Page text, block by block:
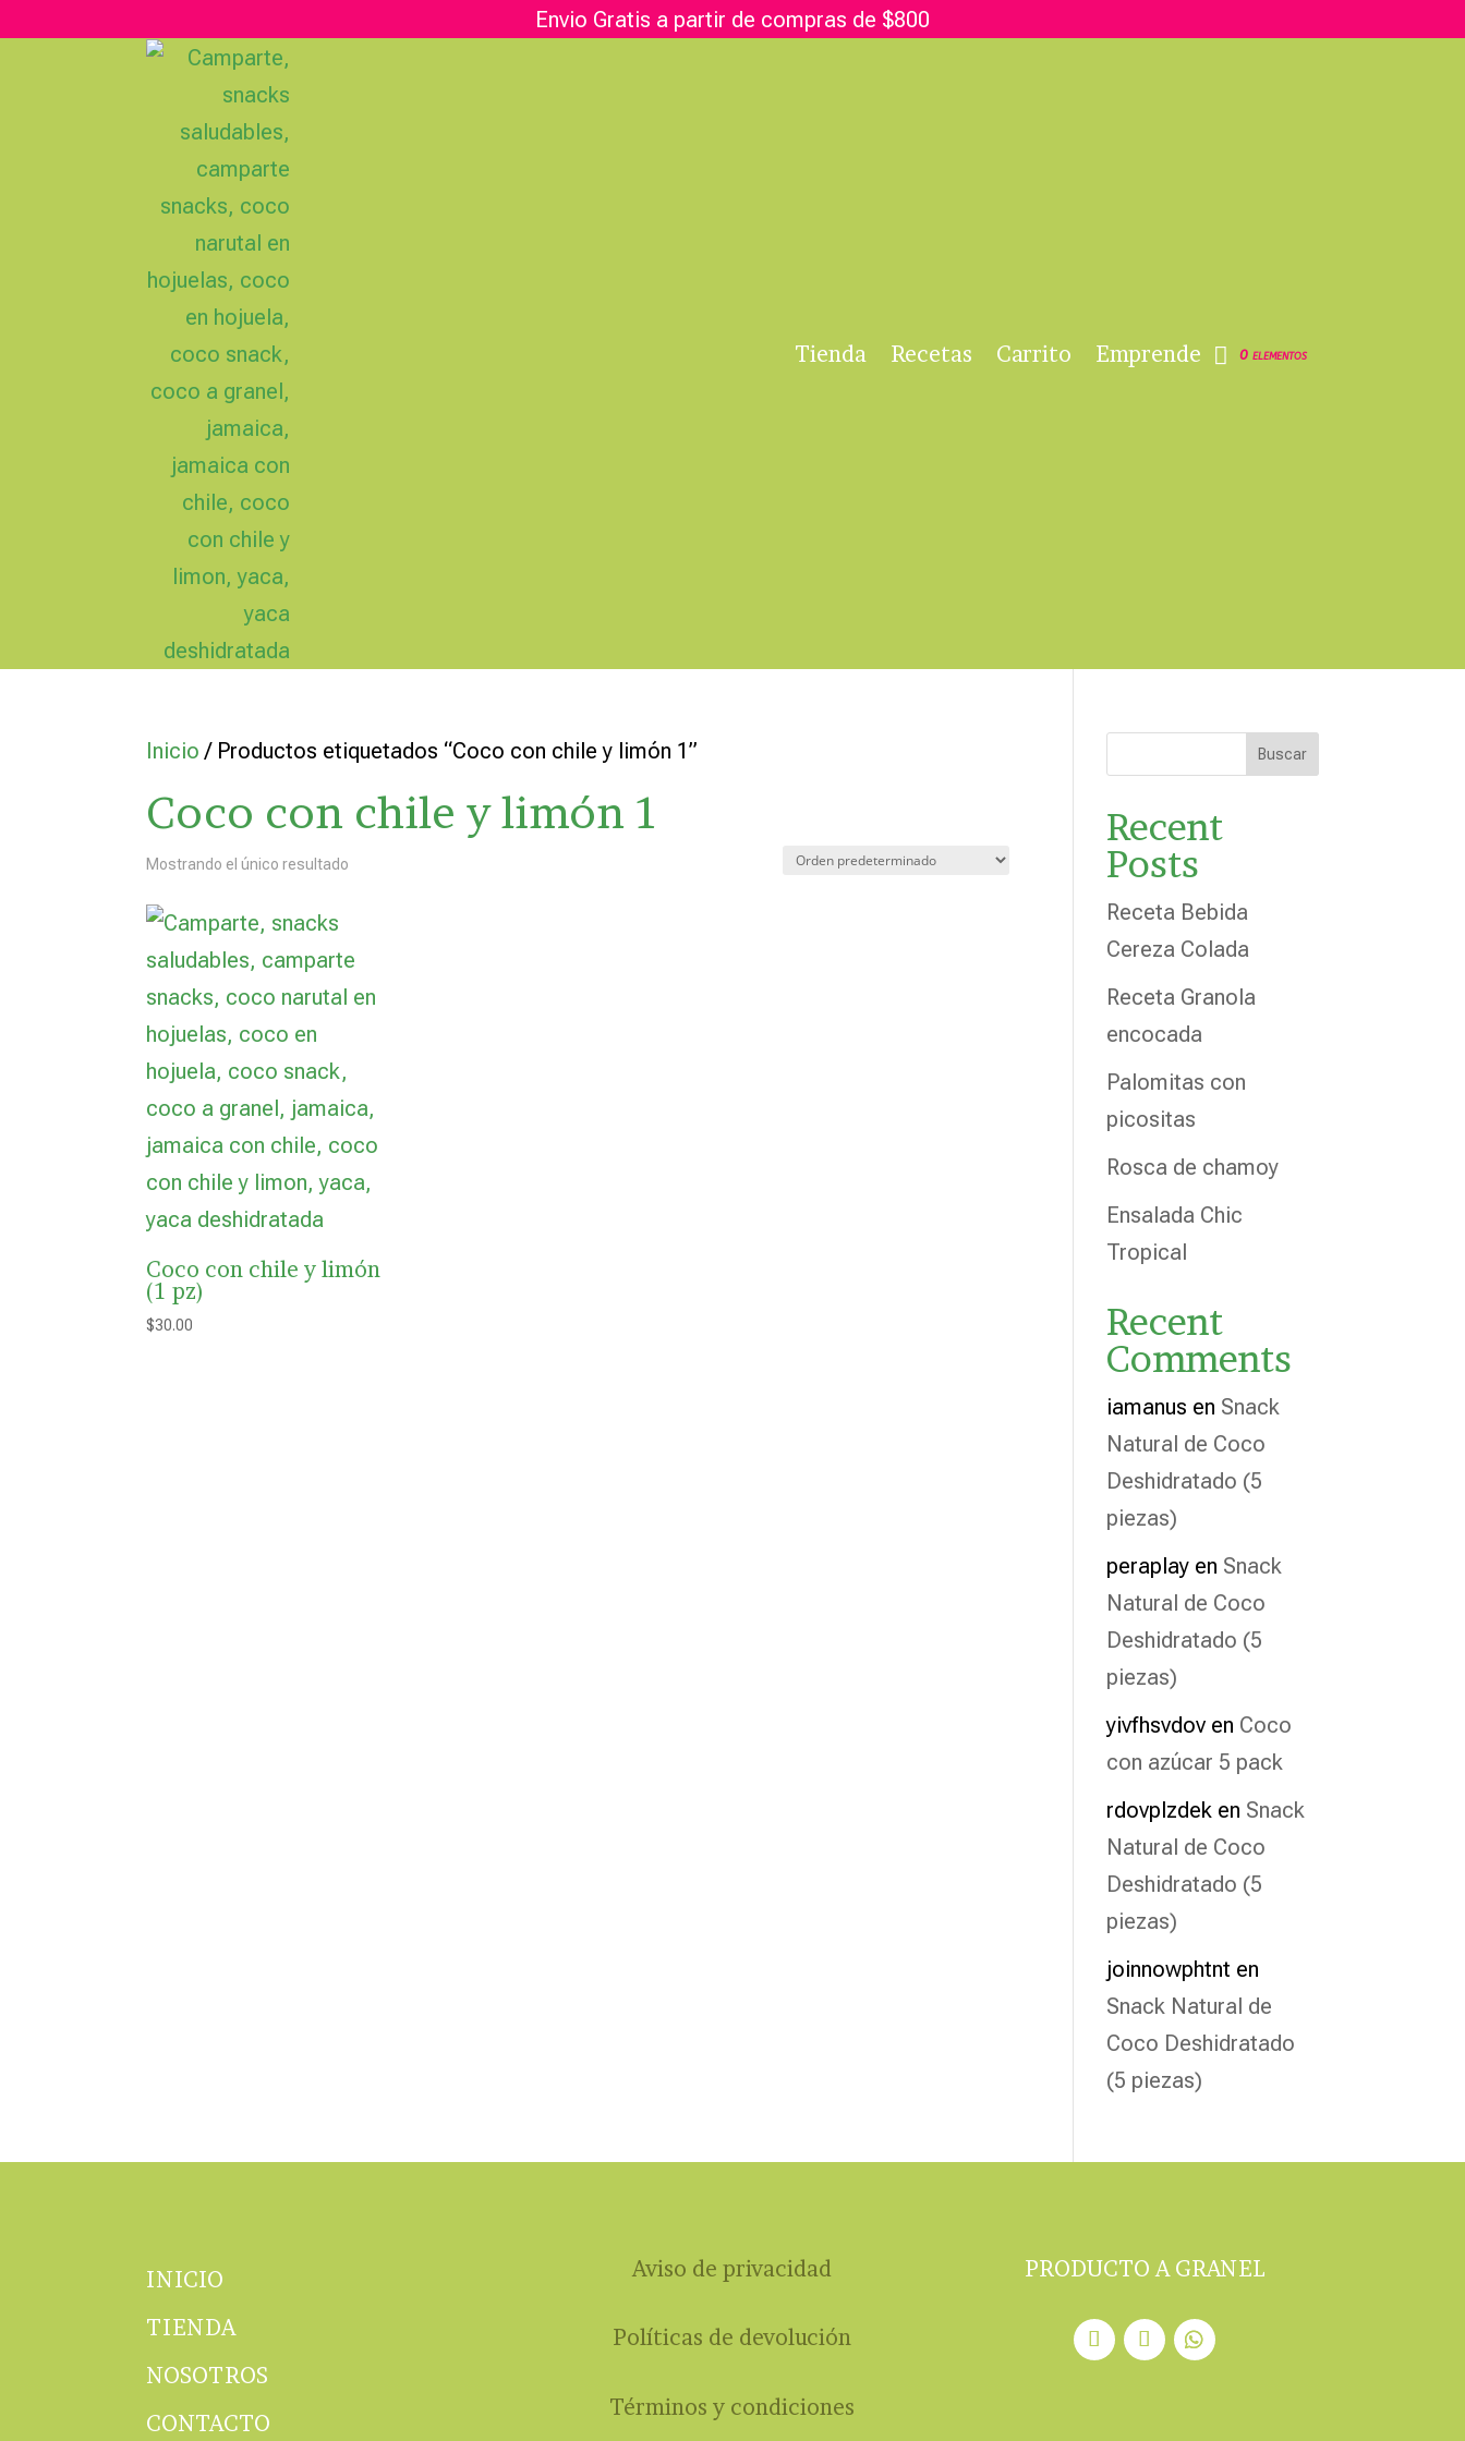
Envio Gratis a partir de compras de $800
Tienda Recetas Carrito Emprende 0 elementos
Inicio / Productos etiquetados “Coco con chile y limón 1”
Coco con chile y limón 1
Mostrando el único resultado
Coco con chile y limón
(1 pz)
$30.00
Buscar
Recent
Posts
Receta Bebida
Cereza Colada
Receta Granola
encocada
Palomitas con
picositas
Rosca de chamoy
Ensalada Chic
Tropical
Recent
Comments
iamanus en Snack
Natural de Coco
Deshidratado (5
piezas)
peraplay en Snack
Natural de Coco
Deshidratado (5
piezas)
yivfhsvdov en Coco
con azúcar 5 pack
rdovplzdek en Snack
Natural de Coco
Deshidratado (5
piezas)
joinnowphtnt en
Snack Natural de
Coco Deshidratado
(5 piezas)
INICIO
TIENDA
NOSOTROS
CONTACTO
Aviso de privacidad
Políticas de devolución
Términos y condiciones
PRODUCTO A GRANEL